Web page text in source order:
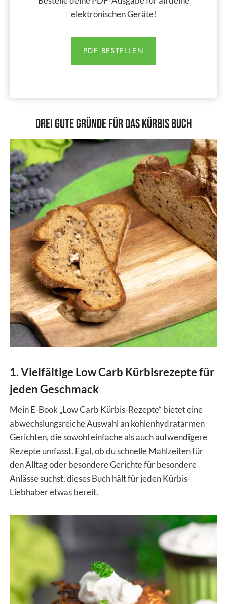
elektronischen Geräte!
PDF BESTELLEN
Drei gute Gründe für das Kürbis Buch
1. Vielfältige Low Carb Kürbisrezepte für
jeden Geschmack
Mein E-Book „Low Carb Kürbis-Rezepte“ bietet eine
abwechslungsreiche Auswahl an kohlenhydratarmen
Gerichten, die sowohl einfache als auch aufwendigere
Rezepte umfasst. Egal, ob du schnelle Mahlzeiten für
den Alltag oder besondere Gerichte für besondere
Anlässe suchst, dieses Buch hält für jeden Kürbis-
Liebhaber etwas bereit.